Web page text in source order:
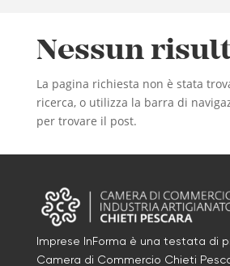
Nessun
La pagina richiesta non è stata
ricerca, o utilizza la barra di
per trovare il post.
Imprese InForma è una testata di
Camera di Commercio Chieti